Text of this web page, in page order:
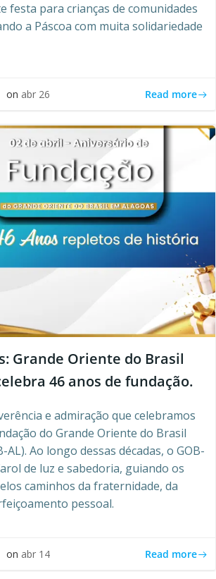
festa para crianças de comunidades
a Páscoa com muita solidariedade
on abr 26 Read more
Grande Oriente do Brasil
46 anos de fundação.
e admiração que celebramos
do Grande Oriente do Brasil
AL). Ao longo dessas décadas, o GOB-
de luz e sabedoria, guiando os
caminhos da fraternidade, da
pessoal.
on abr 14 Read more